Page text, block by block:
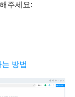
주세요:
방법